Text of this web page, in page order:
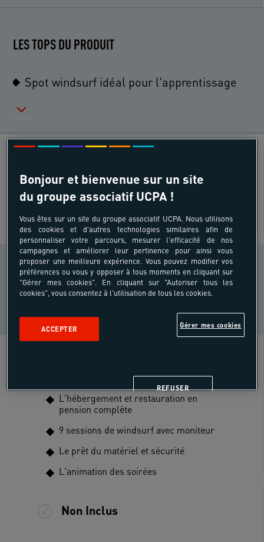
LES TOPS DU PRODUIT
Spot windsurf idéal pour l'apprentissage
Windsurf
SUR SITE
18 - 40 ans
CONDITION PHYSIQUE
Sportif
régulier
i
L'hébergement et restauration en
pension complète
9 sessions de windsurf avec moniteur
Le prêt du matériel et sécurité
L'animation des soirées
Non Inclus
Bonjour et bienvenue sur un site
du groupe associatif UCPA !
Vous êtes sur un site du groupe associatif UCPA. Nous utilisons
des cookies et d'autres technologies similaires afin de
personnaliser votre parcours, mesurer l'efficacité de nos
campagnes et améliorer leur pertinence pour ainsi vous
proposer une meilleure expérience. Vous pouvez modifier vos
préférences ou vous y opposer à tous moments en cliquant sur
"Gérer mes cookies". En cliquant sur "Autoriser tous les
cookies", vous consentez à l'utilisation de tous les cookies.
Gérer mes cookies
REFUSER
ACCEPTER